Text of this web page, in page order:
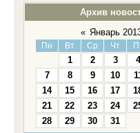
Архив
« Январь
Пн Вт Ср Чт
1 2 3 4
7
8 9 10
14
15 16 17
21
22 23 24
28
29 30 31